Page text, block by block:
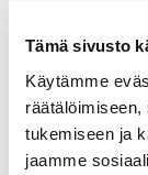
Tämä sivusto
Käytämme
tukemiseen ja
jaamme